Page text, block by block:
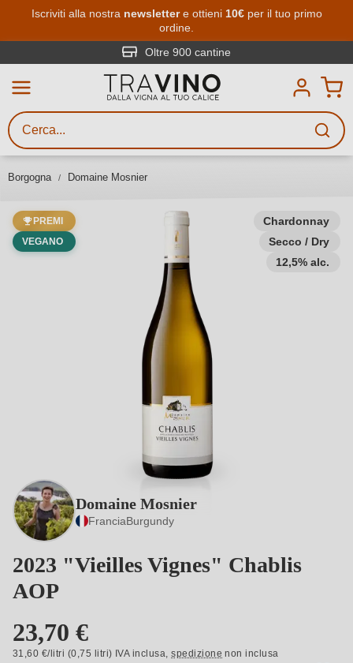
Passa al contenuto principale
Iscriviti alla nostra newslettere ottieni 10€per il tuo primo
ordine.
Oltre 900 cantine
Borgogna Domaine Mosnier
Chardonnay
Secco / Dry
12,5% alc.
PREMI
VEGANO
Domaine Mosnier
FranciaBurgundy
2023 "Vieilles Vignes" Chablis
AOP
23,70 €
31,60 €/litri (0,75 litri) IVA inclusa,spedizione non inclusa
Ricerca vini
Inserisci almeno 3 caratteri
gusto, occasione, nome del vino,
vitigno, regione, cantina o altri